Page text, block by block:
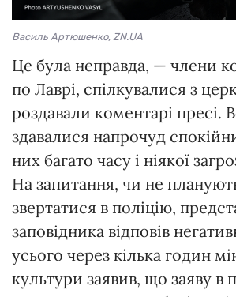
Василь Артюшенко, ZN.UA
Це була неправда, — члени
по Лаврі, спілкувалися з
роздавали коментарі пресі.
здавалися напрочуд
них багато часу і ніякої
На запитання, чи не
звертатися в поліцію,
заповідника відповів
усього через кілька годин
культури заявив, що заяву в